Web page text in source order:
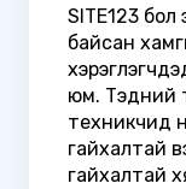
SITE123 бол
байсан
юм. Тэдний
техникчид
гайхалтай
гайхалтай